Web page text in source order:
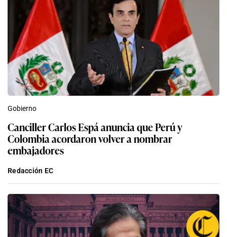
Gobierno
Canciller Carlos Espá anuncia que Perú y
Colombia acordaron volver a nombrar
embajadores
Redacción EC